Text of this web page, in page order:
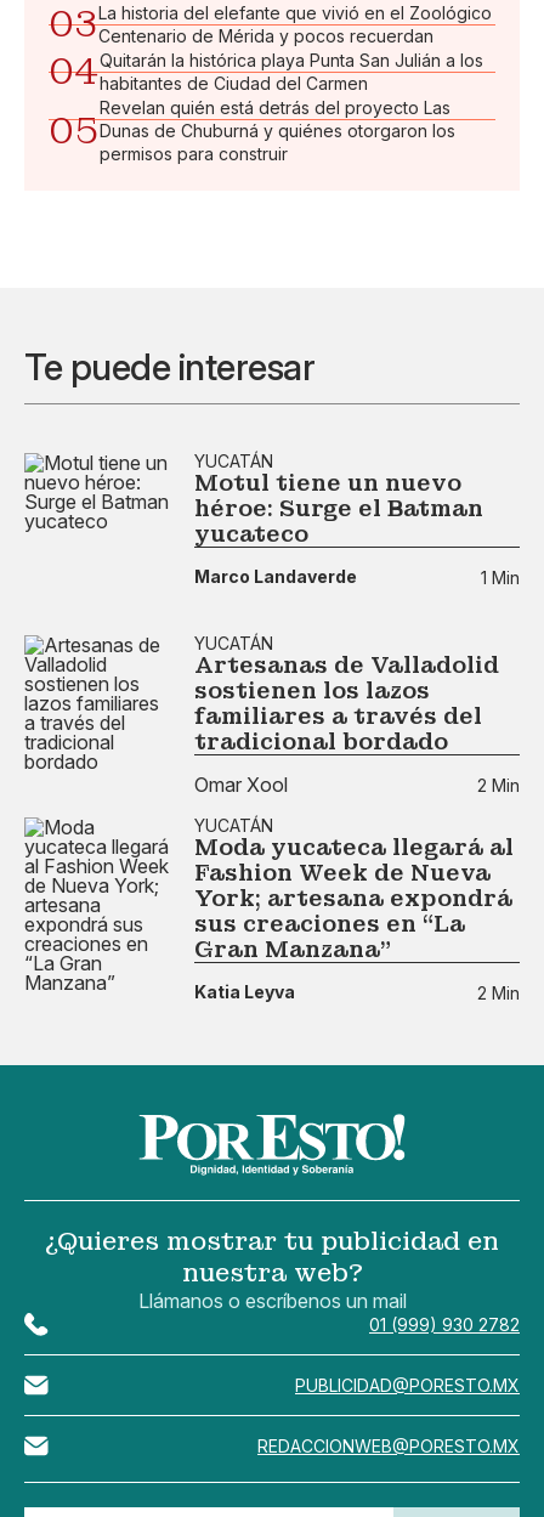
03La historia del elefante que vivió en el Zoológico
Centenario de Mérida y pocos recuerdan
04Quitarán la histórica playa Punta San Julián a los
habitantes de Ciudad del Carmen
05
Revelan quién está detrás del proyecto Las
Dunas de Chuburná y quiénes otorgaron los
permisos para construir
Te puede interesar
YUCATÁN
Motul tiene un nuevo
héroe: Surge el Batman
yucateco
Marco Landaverde 1 Min
YUCATÁN
Artesanas de Valladolid
sostienen los lazos
familiares a través del
tradicional bordado
Omar Xool
2 Min
YUCATÁN
Moda yucateca llegará al
Fashion Week de Nueva
York; artesana expondrá
sus creaciones en “La
Gran Manzana”
Katia Leyva 2 Min
¿Quieres mostrar tu publicidad en
nuestra web?
Llámanos o escríbenos un mail
01 (999) 930 2782
PUBLICIDAD@PORESTO.MX
REDACCIONWEB@PORESTO.MX